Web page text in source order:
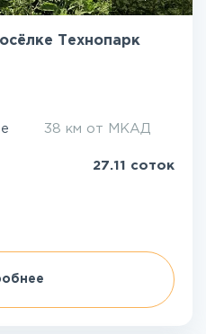
Технопарк
38 км от МКАД
27.11 соток